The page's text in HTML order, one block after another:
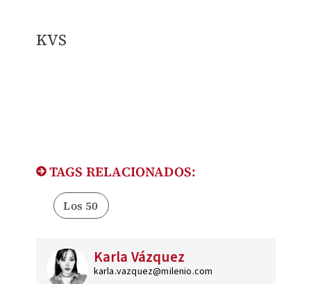
KVS
TAGS RELACIONADOS:
Los 50
Karla Vázquez
karla.vazquez@milenio.com